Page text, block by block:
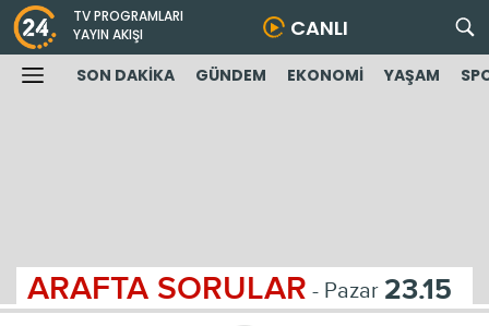
TV PROGRAMLARI
YAYIN AKIŞI
CANLI
SON DAKİKA GÜNDEM EKONOMİ YAŞAM
ARAFTA SORULAR - Pazar 23.15